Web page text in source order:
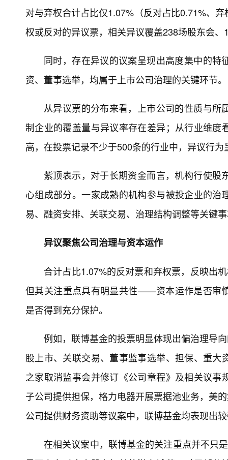
对与弃权合计占比仅1.07%（反对占比0.71%、
权或反对的异议票，相关异议覆盖238场股东会、
同时，存在异议的议案呈现出高度集中的
资、董事选举，均属于上市公司治理的关键环节。
从异议票的分布来看，上市公司的性质与
制企业的覆盖量与异议率存在差异；从行业维
高，在投票记录不少于500条的行业中，异议行
紫顶表示，对于长期资金而言，机构行使
心组成部分。一家成熟的机构参与被投企业的
易、融资安排、关联交易、治理结构调整等关键
异议聚焦公司治理与资本运作
合计占比1.07%的反对票和弃权票，反映出
但其关注重点具有明显共性——资本运作是否审
是否得到充分保护。
例如，联博基金的投票明显体现出偏治理导
股上市、关联交易、董事监事选举、担保、重
之家取消监事会并修订《公司章程》及相关议
子公司提供担保，格力电器开展票据池业务，美
公司提供财务资助等议案中，联博基金均表现出
在相关议案中，联博基金的关注重点并不只